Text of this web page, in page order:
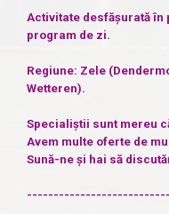
Activitate desfășurată
program de zi.
Regiune: Zele
Wetteren).
Specialiștii sunt mereu
Avem multe oferte de
Sună-ne și hai să